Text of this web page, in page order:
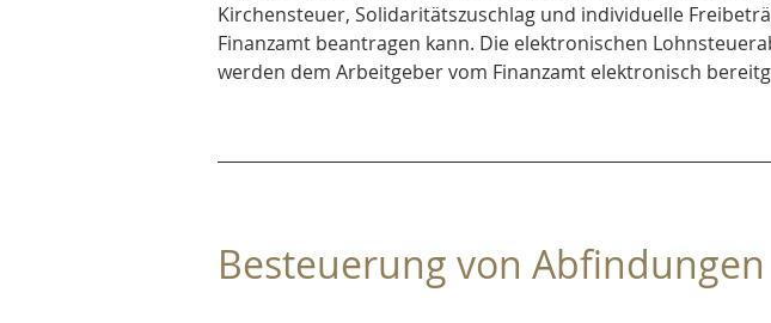
Kirchensteuer, Solidaritätszuschlag und individuelle
Finanzamt beantragen kann. Die elektronischen
werden dem Arbeitgeber vom Finanzamt elektronisch
Besteuerung von Abfindungen